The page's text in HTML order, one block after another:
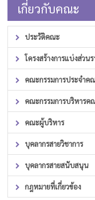
เกี่ยวกับคณะ
ประวัติคณะ
โครงสร้างการแบ่งส่วน
คณะกรรมการประจำค
คณะกรรมการบริหารค
คณะผู้บริหาร
บุคลากรสายวิชาการ
บุคลากรสายสนับสนุน
กฎหมายที่เกี่ยวข้อง